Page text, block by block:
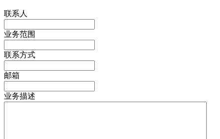
联系人
业务范围
联系方式
邮箱
业务描述